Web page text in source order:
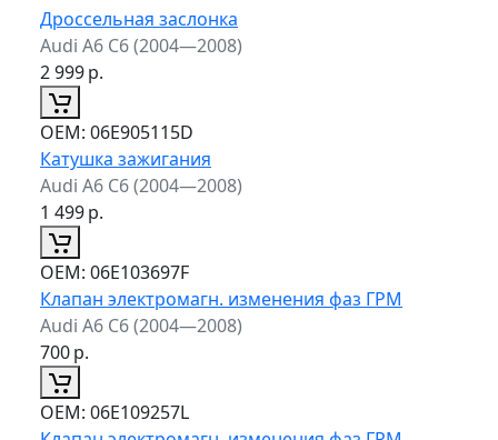
Дроссельная заслонка
Audi A6 C6 (2004—2008)
2 999р.
ОЕМ: 06E905115D
Катушка зажигания
Audi A6 C6 (2004—2008)
1 499р.
ОЕМ: 06E103697F
Клапан электромагн. изменения фаз ГРМ
Audi A6 C6 (2004—2008)
700р.
ОЕМ: 06E109257L